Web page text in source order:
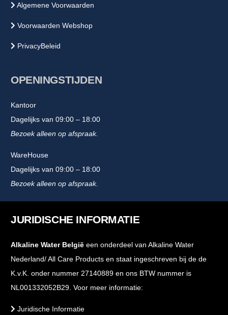
Algemene Voorwaarden
Voorwaarden Webshop
PrivacyBeleid
OPENINGSTIJDEN
Kantoor
Dagelijks van 09:00 – 18:00
Bezoek alleen op afspraak.
WareHouse
Dagelijks van 09:00 – 18:00
Bezoek alleen op afspraak.
JURIDISCHE INFORMATIE
Alkaline Water België een onderdeel van Alkaline Water
Nederland/ All Care Products en staat ingeschreven bij de de
K.v.K. onder nummer 27140889 en ons BTW nummer is
NL001332052B29. Voor meer informatie:
Juridische Informatie